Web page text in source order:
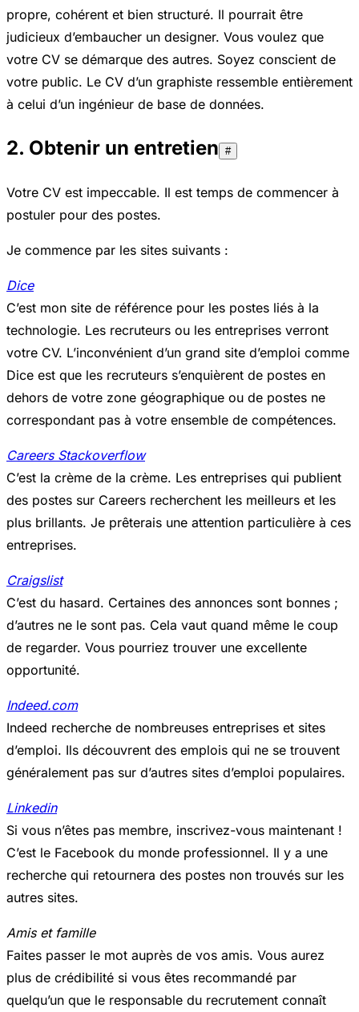
propre, cohérent et bien structuré. Il pourrait être
judicieux d’embaucher un designer. Vous voulez que
votre CV se démarque des autres. Soyez conscient de
votre public. Le CV d’un graphiste ressemble entièrement
à celui d’un ingénieur de base de données.
2. Obtenir un entretien #
Votre CV est impeccable. Il est temps de commencer à
postuler pour des postes.
Je commence par les sites suivants :
Dice
C’est mon site de référence pour les postes liés à la
technologie. Les recruteurs ou les entreprises verront
votre CV. L’inconvénient d’un grand site d’emploi comme
Dice est que les recruteurs s’enquièrent de postes en
dehors de votre zone géographique ou de postes ne
correspondant pas à votre ensemble de compétences.
Careers Stackoverflow
C’est la crème de la crème. Les entreprises qui publient
des postes sur Careers recherchent les meilleurs et les
plus brillants. Je prêterais une attention particulière à ces
entreprises.
Craigslist
C’est du hasard. Certaines des annonces sont bonnes ;
d’autres ne le sont pas. Cela vaut quand même le coup
de regarder. Vous pourriez trouver une excellente
opportunité.
Indeed.com
Indeed recherche de nombreuses entreprises et sites
d’emploi. Ils découvrent des emplois qui ne se trouvent
généralement pas sur d’autres sites d’emploi populaires.
Linkedin
Si vous n’êtes pas membre, inscrivez-vous maintenant !
C’est le Facebook du monde professionnel. Il y a une
recherche qui retournera des postes non trouvés sur les
autres sites.
Amis et famille
Faites passer le mot auprès de vos amis. Vous aurez
plus de crédibilité si vous êtes recommandé par
quelqu’un que le responsable du recrutement connaît